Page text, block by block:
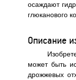
осаждают
глюканового
Описание
может быть
дрожжевых